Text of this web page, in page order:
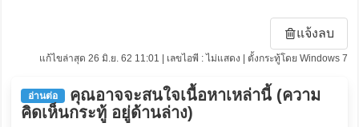
แจ้งลบ
แก้ไขล่าสุด 26 มิ.ย. 62 11:01 | เลขไอพี : ไม่แสดง | ตั้งกระทู้โดย Windows 7
อ่านต่อ
คุณอาจจะสนใจเนื้อหาเหล่านี้ (ความ
คิดเห็นกระทู้ อยู่ด้านล่าง)